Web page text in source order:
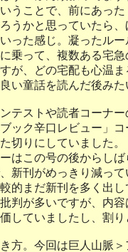
うことで、前にあった
うかと思っていたら
った感じ。凝ったル
乗って、複数ある宅
が、どの宅配も心温
い童話を読んだ後み
テストや読者コーナ
ック辛口レビュー」
切りにしていました。
はこの号の後からし
新刊がめっきり減っ
的まだ新刊を多く出
判が多いですが、内
していましたし、割
方。今回は巨人山脈